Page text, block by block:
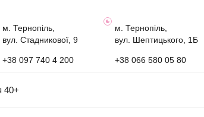
м. Тернопіль,
вул. Стадникової, 9
+38 097 740 4 200
м. Тернопіль,
вул. Шептицького, 1Б
+38 066 580 05 80
40+